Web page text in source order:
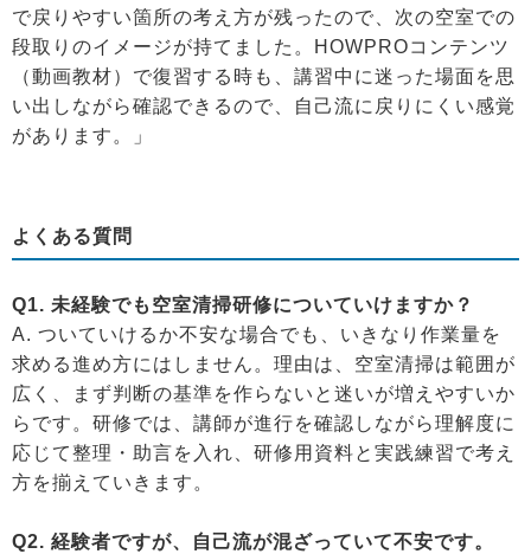
で戻りやすい箇所の考え方が残ったので、次の空室での
段取りのイメージが持てました。HOWPROコンテンツ
（動画教材）で復習する時も、講習中に迷った場面を思
い出しながら確認できるので、自己流に戻りにくい感覚
があります。」
よくある質問
Q1. 未経験でも空室清掃研修についていけますか？
A. ついていけるか不安な場合でも、いきなり作業量を
求める進め方にはしません。理由は、空室清掃は範囲が
広く、まず判断の基準を作らないと迷いが増えやすいか
らです。研修では、講師が進行を確認しながら理解度に
応じて整理・助言を入れ、研修用資料と実践練習で考え
方を揃えていきます。
Q2. 経験者ですが、自己流が混ざっていて不安です。